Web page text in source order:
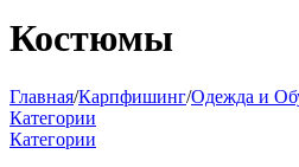
Костюмы
Главная/Карпфишинг/Одежда и
Категории
Категории